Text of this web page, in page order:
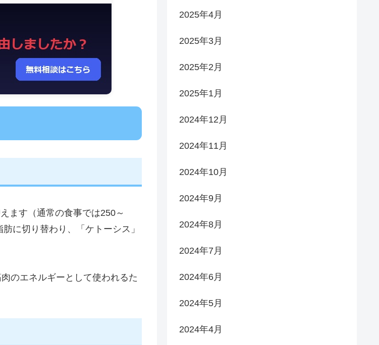
ます（通常の食事では250～
に切り替わり、「ケトーシス」
のエネルギーとして使われるた
2025年4月
2025年3月
2025年2月
2025年1月
2024年12月
2024年11月
2024年10月
2024年9月
2024年8月
2024年7月
2024年6月
2024年5月
2024年4月